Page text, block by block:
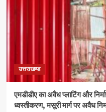
उत्तराखण्ड
एमडीडीए का अवैध प्लाटिंग और
ध्वस्तीकरण, मसूरी मार्ग पर अवैध